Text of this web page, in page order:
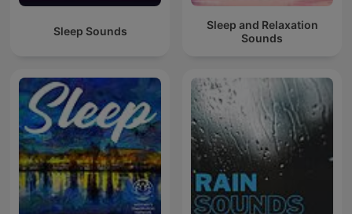
Sleep Sounds
Sleep and Relaxation
Sounds